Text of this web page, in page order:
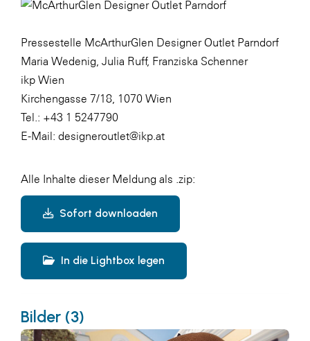
Pressestelle McArthurGlen Designer Outlet Parndorf
Maria Wedenig, Julia Ruff, Franziska Schenner
ikp Wien
Kirchengasse 7/18, 1070 Wien
Tel.: +43 1 5247790
E-Mail: designeroutlet@ikp.at
Alle Inhalte dieser Meldung als .zip:
Sofort downloaden
In die Lightbox legen
Bilder (3)